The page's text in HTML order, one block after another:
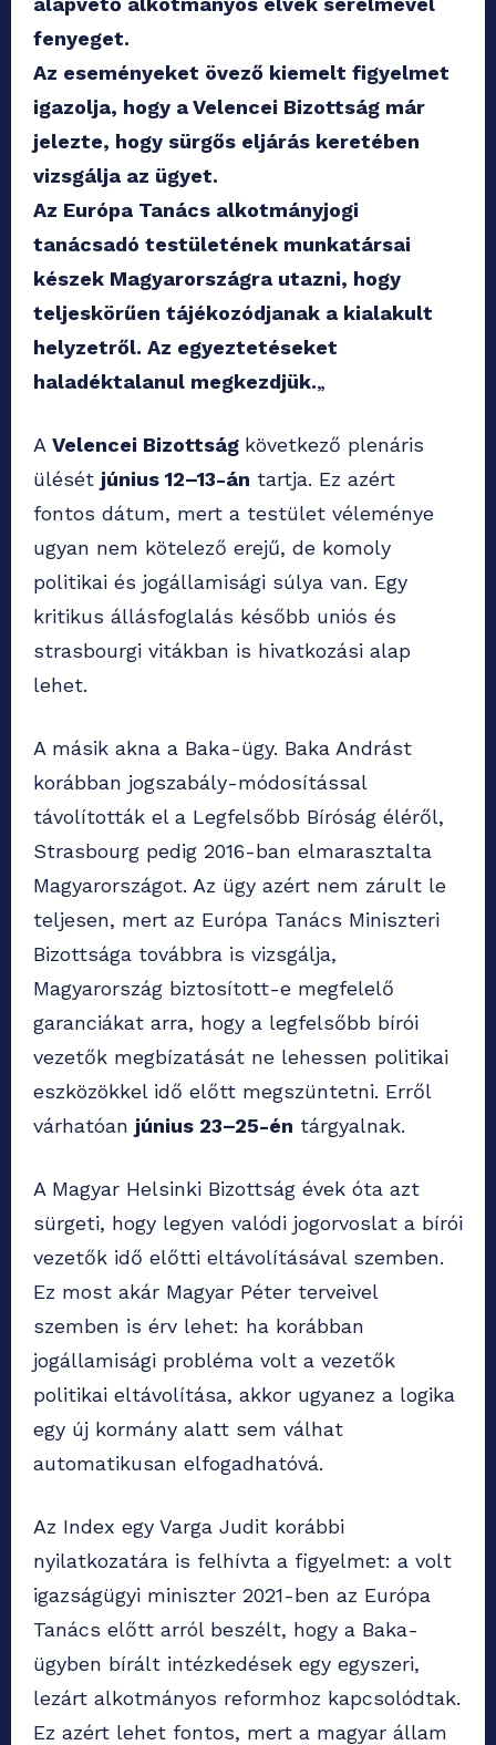
fenyeget.
Az eseményeket övező kiemelt figyelmet
igazolja, hogy a Velencei Bizottság már
jelezte, hogy sürgős eljárás keretében
vizsgálja az ügyet.
Az Európa Tanács alkotmányjogi
tanácsadó testületének munkatársai
készek Magyarországra utazni, hogy
teljeskörűen tájékozódjanak a kialakult
helyzetről. Az egyeztetéseket
haladéktalanul megkezdjük.„
A Velencei Bizottság következő plenáris
ülését június 12–13-án tartja. Ez azért
fontos dátum, mert a testület véleménye
ugyan nem kötelező erejű, de komoly
politikai és jogállamisági súlya van. Egy
kritikus állásfoglalás később uniós és
strasbourgi vitákban is hivatkozási alap
lehet.
A másik akna a Baka-ügy. Baka Andrást
korábban jogszabály-módosítással
távolították el a Legfelsőbb Bíróság éléről,
Strasbourg pedig 2016-ban elmarasztalta
Magyarországot. Az ügy azért nem zárult le
teljesen, mert az Európa Tanács Miniszteri
Bizottsága továbbra is vizsgálja,
Magyarország biztosított-e megfelelő
garanciákat arra, hogy a legfelsőbb bírói
vezetők megbízatását ne lehessen politikai
eszközökkel idő előtt megszüntetni. Erről
várhatóan június 23–25-én tárgyalnak.
A Magyar Helsinki Bizottság évek óta azt
sürgeti, hogy legyen valódi jogorvoslat a bírói
vezetők idő előtti eltávolításával szemben.
Ez most akár Magyar Péter terveivel
szemben is érv lehet: ha korábban
jogállamisági probléma volt a vezetők
politikai eltávolítása, akkor ugyanez a logika
egy új kormány alatt sem válhat
automatikusan elfogadhatóvá.
Az Index egy Varga Judit korábbi
nyilatkozatára is felhívta a figyelmet: a volt
igazságügyi miniszter 2021-ben az Európa
Tanács előtt arról beszélt, hogy a Baka-
ügyben bírált intézkedések egy egyszeri,
lezárt alkotmányos reformhoz kapcsolódtak.
Ez azért lehet fontos, mert a magyar állam